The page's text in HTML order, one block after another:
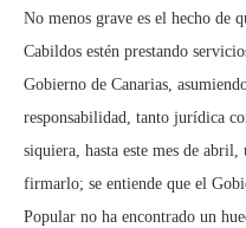
No menos grave es el hecho de
Cabildos estén prestando
Gobierno de Canarias,
responsabilidad, tanto jurídica
siquiera, hasta este mes de
firmarlo; se entiende que el
Popular no ha encontrado un